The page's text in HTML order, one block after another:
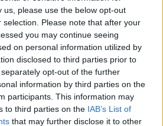
us, please use the below opt-out
Please note that after your
you may continue seeing
on personal information utilized by
disclosed to third parties prior to
opt-out of the further
information by third parties on the
participants. This information may
to third parties on the IAB’s List of
that may further disclose it to other